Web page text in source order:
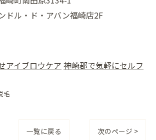
・ド・アバン福崎店2F
アイブロウケア 神崎郡で気軽にセルフ
毛
一覧に戻る 次のページ >